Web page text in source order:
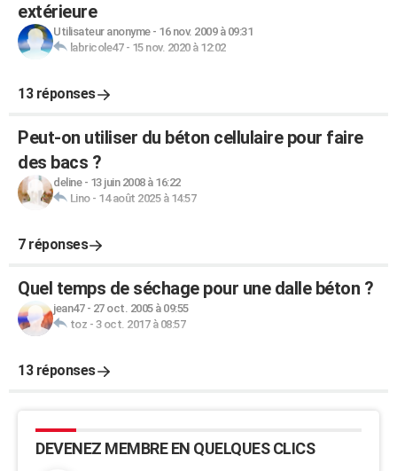
extérieure
Utilisateur anonyme- 16 nov. 2009 à 09:31
labricole47- 15 nov. 2020 à 12:02
13 réponses
Peut-on utiliser du béton cellulaire pour faire
des bacs ?
deline- 13 juin 2008 à 16:22
Lino- 14 août 2025 à 14:57
7 réponses
Quel temps de séchage pour une dalle béton ?
jean47- 27 oct. 2005 à 09:55
toz - 3 oct. 2017 à 08:57
13 réponses
DEVENEZ MEMBRE EN QUELQUES CLICS